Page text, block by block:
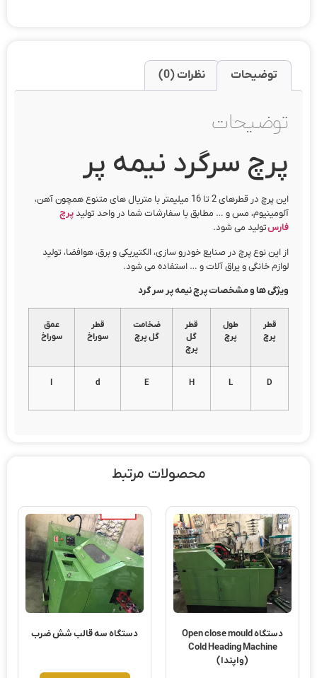
توضیحات نظرات (0)
توضیحات
پرچ سرگرد نیمه پر
این پرچ در قطرهای 2 تا 16 میلیمتر با متریال های متنوع همچون آهن،
آلومینیوم، مس و … مطابق با سفارشات شما در واحد تولیدپرچ
فارستولید می شود.
از این نوع پرچ در صنایع خودرو سازی، الکتیریکی و برق، هوافضا، تولید
لوازم خانگی و یراق آلات و … استفاده می شود.
ویژگی ها و مشخصات پرچ نیمه پر سر گرد
قطر
پرچ
طول
پرچ
قطر
گل
پرچ
ضخامت
گل پرچ
قطر
سوراخ
عمق
سوراخ
D
L
H
E
d
I
محصولات مرتبط
دستگاه Open close mould
Cold Heading Machine
(واپندا)
دستگاه سه قالب شش ضرب